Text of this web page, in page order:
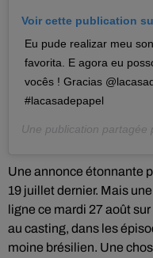
Voir cette publication
Eu pude realizar meu
favorita. E agora eu
vocês ! Gracias
#lacasadepapel
Une publication partagée
Une annonce étonnante
19 juillet dernier. Mais
ligne ce mardi 27 août sur
au casting, dans les
moine brésilien. Une